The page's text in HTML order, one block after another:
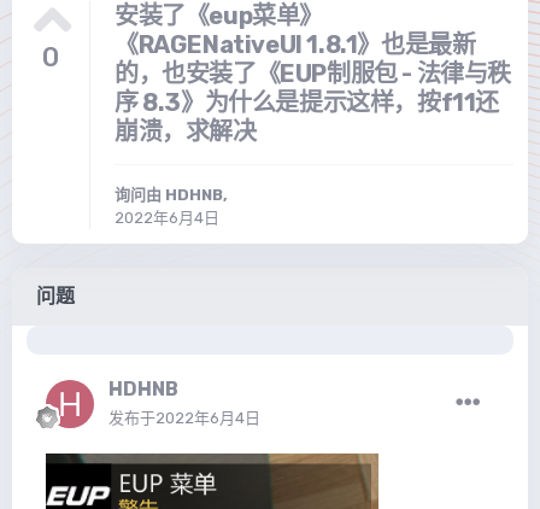
0
安装了《eup菜单》
《RAGENativeUI 1.8.1》也是最新
的，也安装了《EUP制服包 - 法律与秩
序 8.3》为什么是提示这样，按f11还
崩溃，求解决
询问由 HDHNB,
2022年6月4日
问题
HDHNB
发布于2022年6月4日